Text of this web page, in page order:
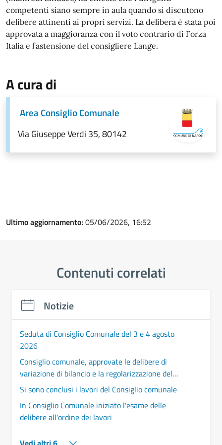
competenti siano sempre in aula quando si discutono
delibere attinenti ai propri servizi. La delibera è stata poi
approvata a maggioranza con il voto contrario di Forza
Italia e l’astensione del consigliere Lange.
A cura di
Area Consiglio Comunale
Via Giuseppe Verdi 35, 80142
Ultimo aggiornamento: 05/06/2026, 16:52
Contenuti correlati
Notizie
Seduta di Consiglio Comunale del 3 e 4 agosto
2026
Consiglio comunale, approvate le delibere di
variazione di bilancio e la regolarizzazione del
mercato di via Benevento
Si sono conclusi i lavori del Consiglio comunale
In Consiglio Comunale iniziato l'esame delle
delibere all'ordine dei lavori